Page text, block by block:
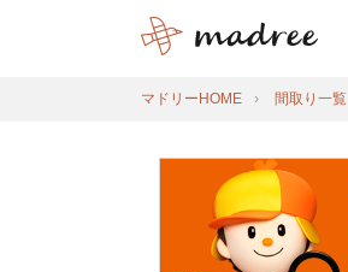
マドリーHOME 間取り一覧